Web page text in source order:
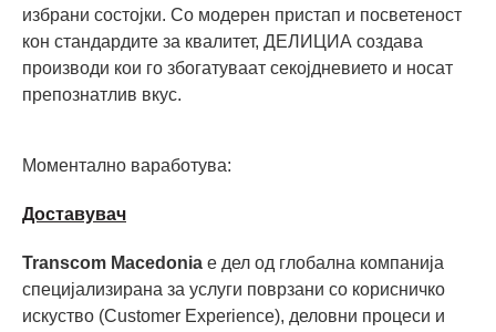
избрани состојки. Со модерен пристап и посветеност
кон стандардите за квалитет, ДЕЛИЦИА создава
производи кои го збогатуваат секојдневието и носат
препознатлив вкус.
Моментално ваработува:
Доставувач
Transcom Macedonia е дел од глобална компанија
специјализирана за услуги поврзани со корисничко
искуство (Customer Experience), деловни процеси и